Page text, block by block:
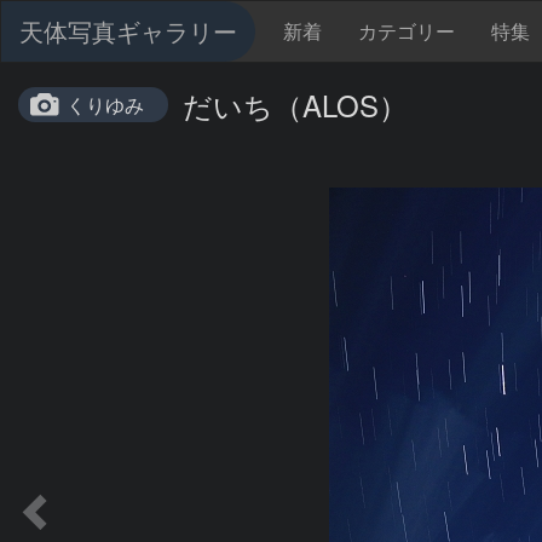
天体写真ギャラリー 新着 カテゴリー 特集
くりゆみ だいち（ALOS）